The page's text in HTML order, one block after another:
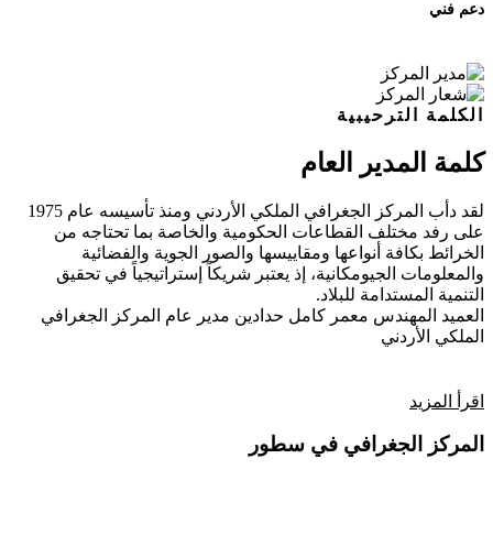
دعم فني
الكلمة الترحيبية
كلمة المدير العام
لقد دأب المركز الجغرافي الملكي الأردني ومنذ تأسيسه عام 1975
على رفد مختلف القطاعات الحكومية والخاصة بما تحتاجه من
الخرائط بكافة أنواعها ومقاييسها والصور الجوية والفضائية
والمعلومات الجيومكانية، إذ يعتبر شريكاً إستراتيجياً في تحقيق
التنمية المستدامة للبلاد.
العميد المهندس معمر كامل حدادين مدير عام المركز الجغرافي
الملكي الأردني
اقرأ المزيد
المركز الجغرافي في سطور